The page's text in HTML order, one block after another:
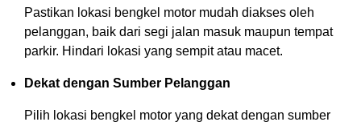
Pastikan lokasi bengkel motor mudah diakses oleh
pelanggan, baik dari segi jalan masuk maupun tempat
parkir. Hindari lokasi yang sempit atau macet.
Dekat dengan Sumber Pelanggan
Pilih lokasi bengkel motor yang dekat dengan sumber